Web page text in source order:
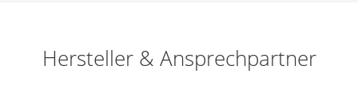
Hersteller & Ansprechpartner